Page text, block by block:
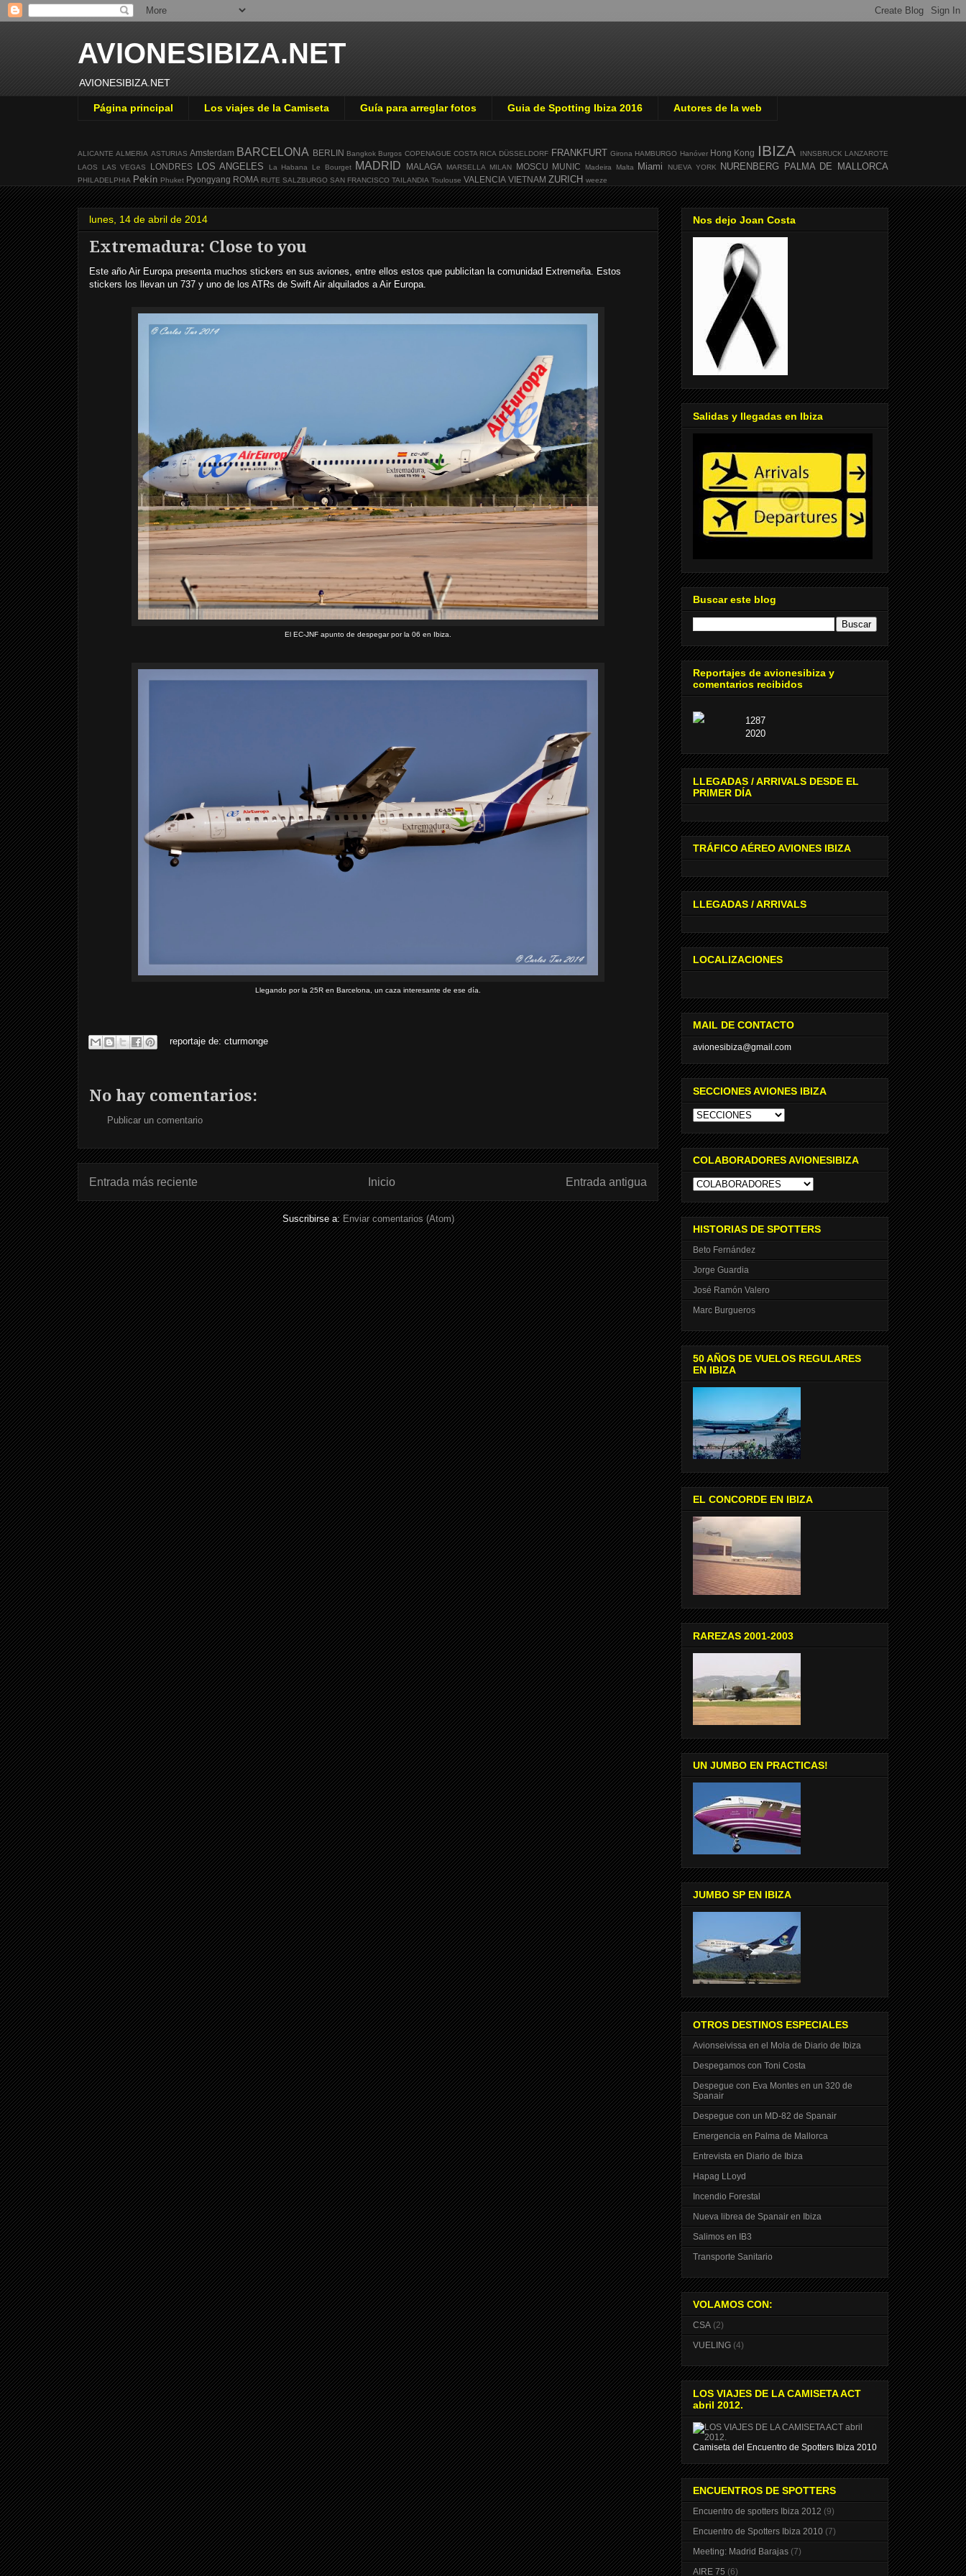
AVIONESIBIZA.NET
AVIONESIBIZA.NET
Página principal Los viajes de la Camiseta Guía para arreglar fotos Guia de Spotting Ibiza 2016 Autores de la web
ALICANTE ALMERIA ASTURIAS Amsterdam BARCELONA BERLIN Bangkok Burgos COPENAGUE COSTA RICA DÜSSELDORF FRANKFURT Girona HAMBURGO Hanóver Hong Kong IBIZA INNSBRUCK LANZAROTE
LAOS
LAS VEGAS LONDRES LOS ANGELES La Habana Le Bourget MADRID MALAGA MARSELLA MILAN MOSCU MUNIC Madeira Malta Miami NUEVA YORK NURENBERG PALMA DE MALLORCA
PHILADELPHIA Pekín Phuket Pyongyang ROMA RUTE SALZBURGO SAN FRANCISCO TAILANDIA Toulouse VALENCIA VIETNAM ZURICH weeze
lunes, 14 de abril de 2014
Extremadura: Close to you
Este año Air Europa presenta muchos stickers en sus aviones, entre ellos estos que publicitan la comunidad Extremeña. Estos
stickers los llevan un 737 y uno de los ATRs de Swift Air alquilados a Air Europa.
El EC-JNF apunto de despegar por la 06 en Ibiza.
Llegando por la 25R en Barcelona, un caza interesante de ese día.
reportaje de: cturmonge
No hay comentarios:
Publicar un comentario
Entrada más reciente Entrada antigua
Inicio
Suscribirse a:Enviar comentarios (Atom)
Nos dejo Joan Costa
Salidas y llegadas en Ibiza
Buscar este blog
Reportajes de avionesibiza y
comentarios recibidos
1287
2020
LLEGADAS / ARRIVALS DESDE EL
PRIMER DÍA
TRÁFICO AÉREO AVIONES IBIZA
LLEGADAS / ARRIVALS
LOCALIZACIONES
MAIL DE CONTACTO
avionesibiza@gmail.com
SECCIONES AVIONES IBIZA
COLABORADORES AVIONESIBIZA
HISTORIAS DE SPOTTERS
Beto Fernández
Jorge Guardia
José Ramón Valero
Marc Burgueros
50 AÑOS DE VUELOS REGULARES
EN IBIZA
EL CONCORDE EN IBIZA
RAREZAS 2001-2003
UN JUMBO EN PRACTICAS!
JUMBO SP EN IBIZA
OTROS DESTINOS ESPECIALES
Avionseivissa en el Mola de Diario de Ibiza
Despegamos con Toni Costa
Despegue con Eva Montes en un 320 de
Spanair
Despegue con un MD-82 de Spanair
Emergencia en Palma de Mallorca
Entrevista en Diario de Ibiza
Hapag LLoyd
Incendio Forestal
Nueva librea de Spanair en Ibiza
Salimos en IB3
Transporte Sanitario
VOLAMOS CON:
CSA (2)
VUELING (4)
LOS VIAJES DE LA CAMISETA ACT
abril 2012.
Camiseta del Encuentro de Spotters Ibiza 2010
ENCUENTROS DE SPOTTERS
Encuentro de spotters Ibiza 2012 (9)
Encuentro de Spotters Ibiza 2010 (7)
Meeting: Madrid Barajas (7)
AIRE 75 (6)